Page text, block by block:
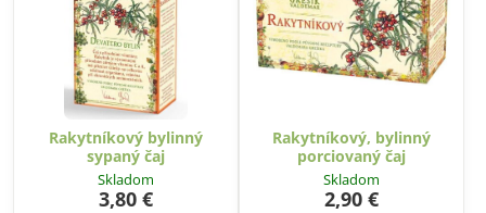
Rakytníkový bylinný
sypaný čaj
Skladom
3,80 €
Rakytníkový, bylinný
porciovaný čaj
Skladom
2,90 €